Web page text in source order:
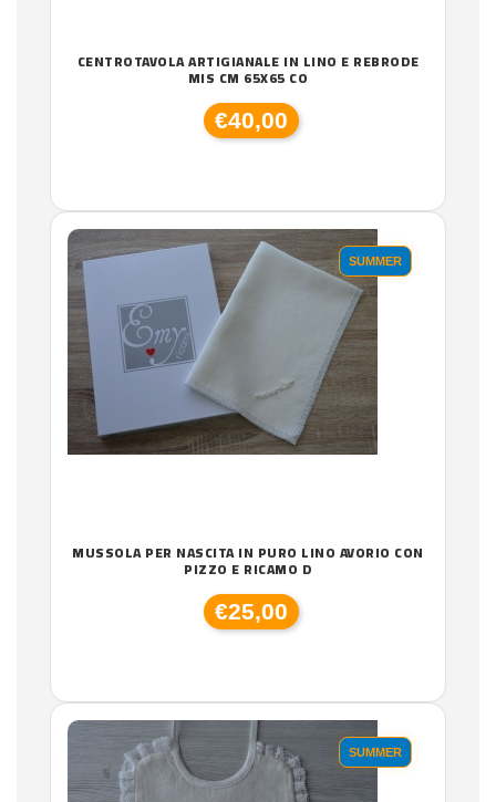
CENTROTAVOLA ARTIGIANALE IN LINO E REBRODE
MIS CM 65X65 CO
€40,00
SUMMER
MUSSOLA PER NASCITA IN PURO LINO AVORIO CON
PIZZO E RICAMO D
€25,00
SUMMER